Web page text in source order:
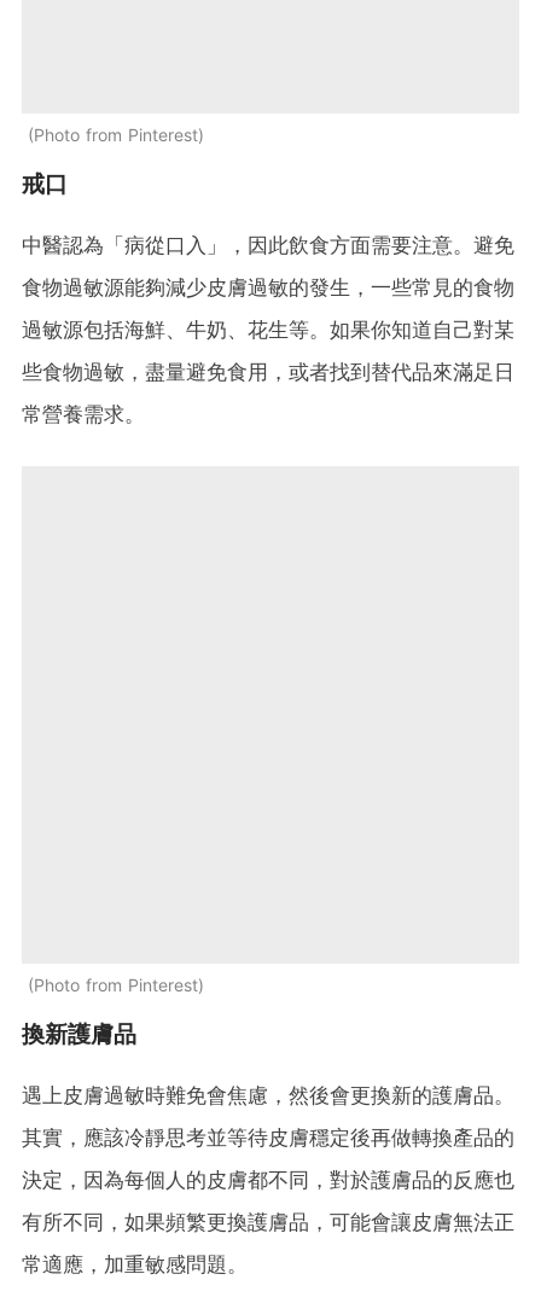
Photo from Pinterest
戒口
中醫認為「病從口入」，因此飲食方面需要注意。避免
食物過敏源能夠減少皮膚過敏的發生，一些常見的食物
過敏源包括海鮮、牛奶、花生等。如果你知道自己對某
些食物過敏，盡量避免食用，或者找到替代品來滿足日
常營養需求。
Photo from Pinterest
換新護膚品
遇上皮膚過敏時難免會焦慮，然後會更換新的護膚品。
其實，應該冷靜思考並等待皮膚穩定後再做轉換產品的
決定，因為每個人的皮膚都不同，對於護膚品的反應也
有所不同，如果頻繁更換護膚品，可能會讓皮膚無法正
常適應，加重敏感問題。